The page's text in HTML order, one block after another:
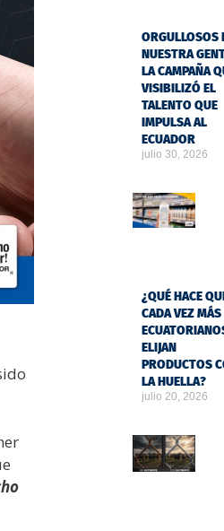
ORGULLOSOS
NUESTRA
LA CAMPAÑA
VISIBILIZÓ EL
TALENTO QUE
IMPULSA AL
ECUADOR
julio 30, 2026
¿QUÉ HACE
CADA VEZ MÁS
ELIJAN
PRODUCTOS
LA HUELLA?
julio 20, 2026